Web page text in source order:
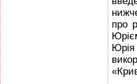
про
Юрія